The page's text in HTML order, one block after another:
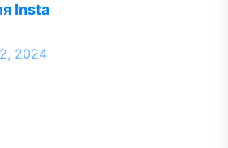
Insta
2024